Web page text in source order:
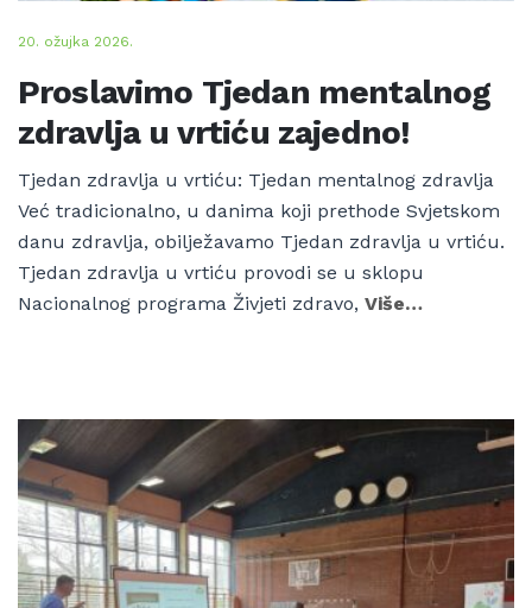
20. ožujka 2026.
Proslavimo Tjedan mentalnog
zdravlja u vrtiću zajedno!
Tjedan zdravlja u vrtiću: Tjedan mentalnog zdravlja
Već tradicionalno, u danima koji prethode Svjetskom
danu zdravlja, obilježavamo Tjedan zdravlja u vrtiću.
Tjedan zdravlja u vrtiću provodi se u sklopu
Nacionalnog programa Živjeti zdravo, Više…